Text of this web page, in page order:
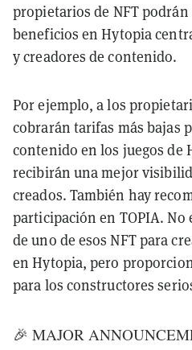
propietarios de NFT
beneficios en Hytopia
y creadores de contenido.
Por ejemplo, a los
cobrarán tarifas más bajas
contenido en los juegos de
recibirán una mejor
creados. También hay
participación en TOPIA. No
de uno de esos NFT para
en Hytopia, pero
para los constructores
🎉 MAJOR